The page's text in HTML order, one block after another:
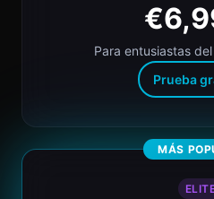
Para entusiastas
Prueba
MÁS